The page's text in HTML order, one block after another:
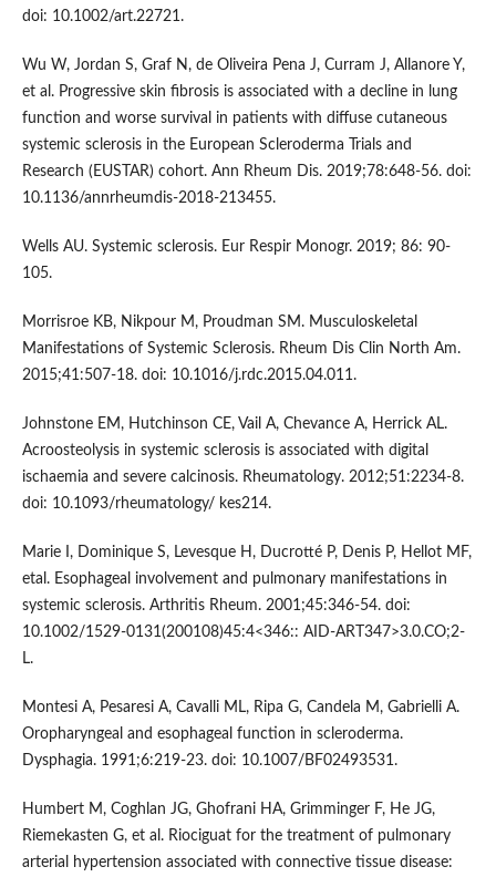
doi: 10.1002/art.22721.
Wu W, Jordan S, Graf N, de Oliveira Pena J, Curram J, Allanore Y,
et al. Progressive skin fibrosis is associated with a decline in lung
function and worse survival in patients with diffuse cutaneous
systemic sclerosis in the European Scleroderma Trials and
Research (EUSTAR) cohort. Ann Rheum Dis. 2019;78:648-56. doi:
10.1136/annrheumdis-2018-213455.
Wells AU. Systemic sclerosis. Eur Respir Monogr. 2019; 86: 90-
105.
Morrisroe KB, Nikpour M, Proudman SM. Musculoskeletal
Manifestations of Systemic Sclerosis. Rheum Dis Clin North Am.
2015;41:507-18. doi: 10.1016/j.rdc.2015.04.011.
Johnstone EM, Hutchinson CE, Vail A, Chevance A, Herrick AL.
Acroosteolysis in systemic sclerosis is associated with digital
ischaemia and severe calcinosis. Rheumatology. 2012;51:2234-8.
doi: 10.1093/rheumatology/ kes214.
Marie I, Dominique S, Levesque H, Ducrotté P, Denis P, Hellot MF,
etal. Esophageal involvement and pulmonary manifestations in
systemic sclerosis. Arthritis Rheum. 2001;45:346-54. doi:
10.1002/1529-0131(200108)45:4<346:: AID-ART347>3.0.CO;2-
L.
Montesi A, Pesaresi A, Cavalli ML, Ripa G, Candela M, Gabrielli A.
Oropharyngeal and esophageal function in scleroderma.
Dysphagia. 1991;6:219-23. doi: 10.1007/BF02493531.
Humbert M, Coghlan JG, Ghofrani HA, Grimminger F, He JG,
Riemekasten G, et al. Riociguat for the treatment of pulmonary
arterial hypertension associated with connective tissue disease: